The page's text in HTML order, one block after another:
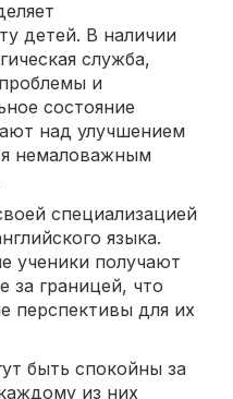
детей. В наличии
служба,
и
состояние
над улучшением
немаловажным
специализацией
языка.
ученики получают
за границей, что
перспективы для их
быть спокойны за
из них